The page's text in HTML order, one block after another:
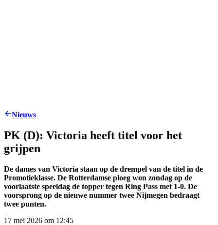
Nieuws
PK (D): Victoria heeft titel voor het
grijpen
De dames van Victoria staan op de drempel van de titel in de
Promotieklasse. De Rotterdamse ploeg won zondag op de
voorlaatste speeldag de topper tegen Ring Pass met 1-0. De
voorsprong op de nieuwe nummer twee Nijmegen bedraagt
twee punten.
17 mei 2026 om 12:45